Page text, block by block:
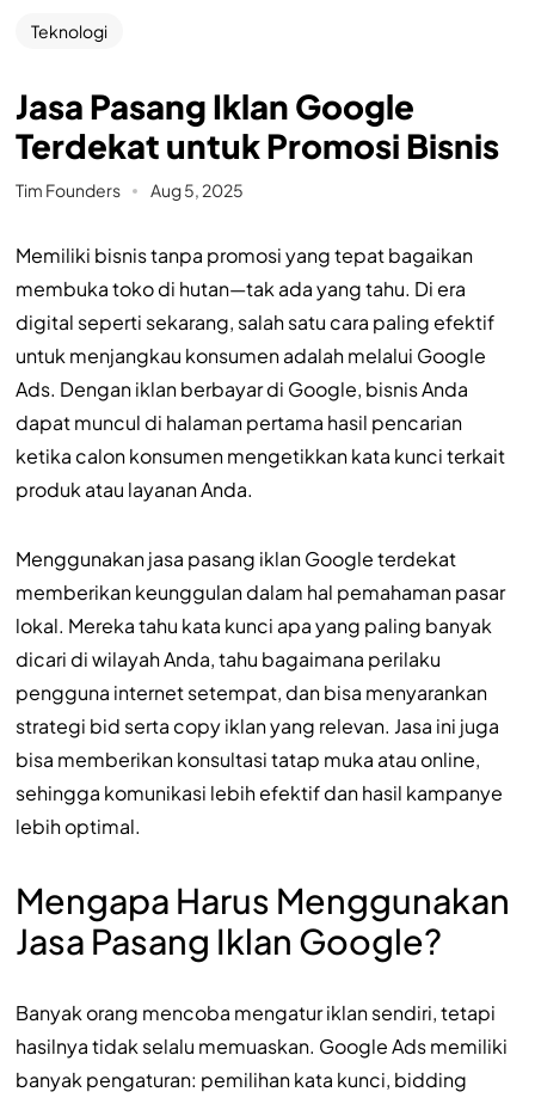
Teknologi
Jasa Pasang Iklan Google
Terdekat untuk Promosi Bisnis
Tim Founders Aug 5, 2025
Memiliki bisnis tanpa promosi yang tepat bagaikan
membuka toko di hutan—tak ada yang tahu. Di era
digital seperti sekarang, salah satu cara paling efektif
untuk menjangkau konsumen adalah melalui Google
Ads. Dengan iklan berbayar di Google, bisnis Anda
dapat muncul di halaman pertama hasil pencarian
ketika calon konsumen mengetikkan kata kunci terkait
produk atau layanan Anda.
Menggunakan jasa pasang iklan Google terdekat
memberikan keunggulan dalam hal pemahaman pasar
lokal. Mereka tahu kata kunci apa yang paling banyak
dicari di wilayah Anda, tahu bagaimana perilaku
pengguna internet setempat, dan bisa menyarankan
strategi bid serta copy iklan yang relevan. Jasa ini juga
bisa memberikan konsultasi tatap muka atau online,
sehingga komunikasi lebih efektif dan hasil kampanye
lebih optimal.
Mengapa Harus Menggunakan
Jasa Pasang Iklan Google?
Banyak orang mencoba mengatur iklan sendiri, tetapi
hasilnya tidak selalu memuaskan. Google Ads memiliki
banyak pengaturan: pemilihan kata kunci, bidding